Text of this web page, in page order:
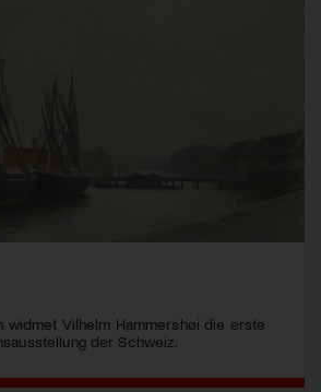
widmet Vilhelm Hammershøi die erste
der Schweiz.